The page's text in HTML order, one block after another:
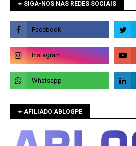
➛ SIGA-NOS NAS REDES SOCIAIS
➛ AFILIADO ABLOGPE